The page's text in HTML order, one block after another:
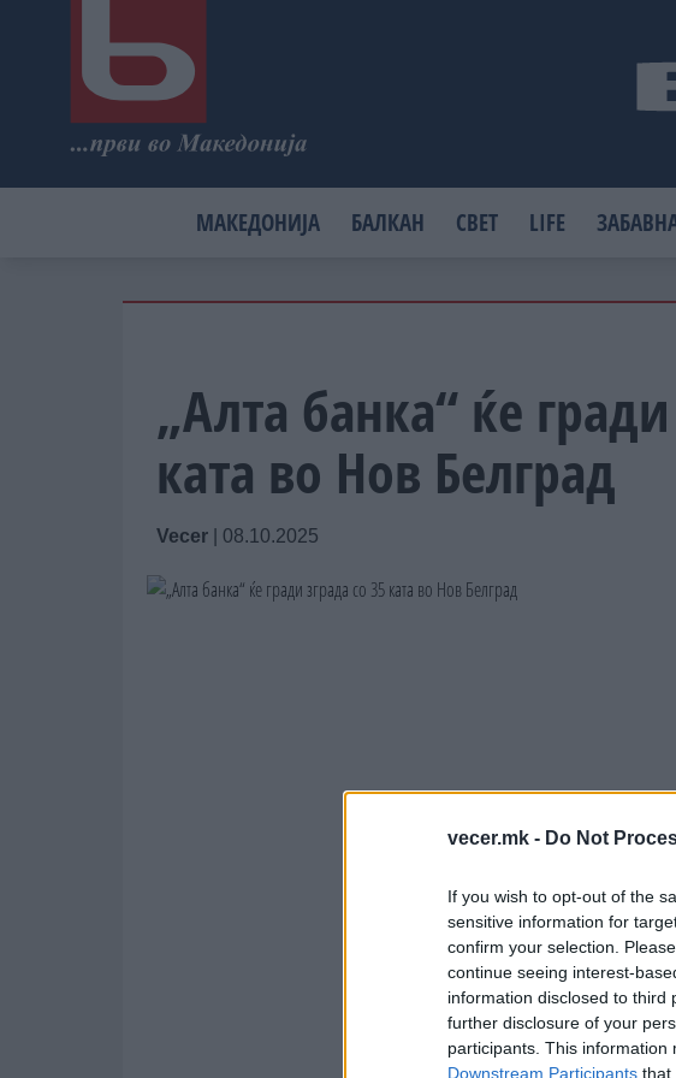
vecer.mk - Do Not
If you wish to opt-out of the
sensitive information for
confirm your selection.
continue seeing interest-
information disclosed to third
further disclosure of your
participants. This
Downstream Participants that
МАКЕДОНИЈА БАЛКАН СВЕТ LIFE
„Алта банка“ ќе
ката во Нов Белград
Vecer 08.10.2025